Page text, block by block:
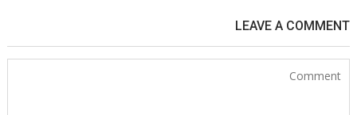
LEAVE A COMMENT